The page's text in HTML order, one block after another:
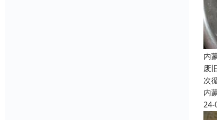
内
废
次
内
24-